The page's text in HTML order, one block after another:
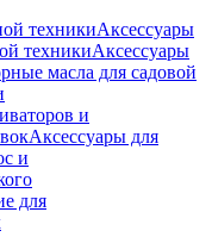
техникиАксессуары
техникиАксессуары
масла для садовой
и
Аксессуары для
и
для